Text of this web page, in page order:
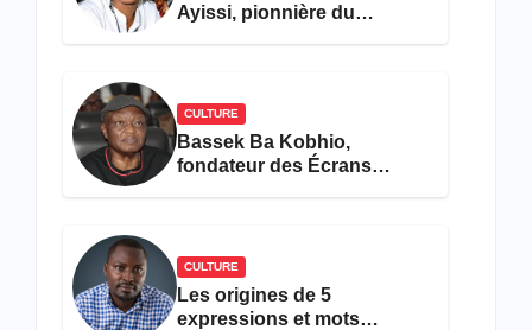
Ayissi, pionnière du
CULTURE
Bassek Ba Kobhio,
fondateur des Écrans
CULTURE
Les origines de 5
expressions et mots